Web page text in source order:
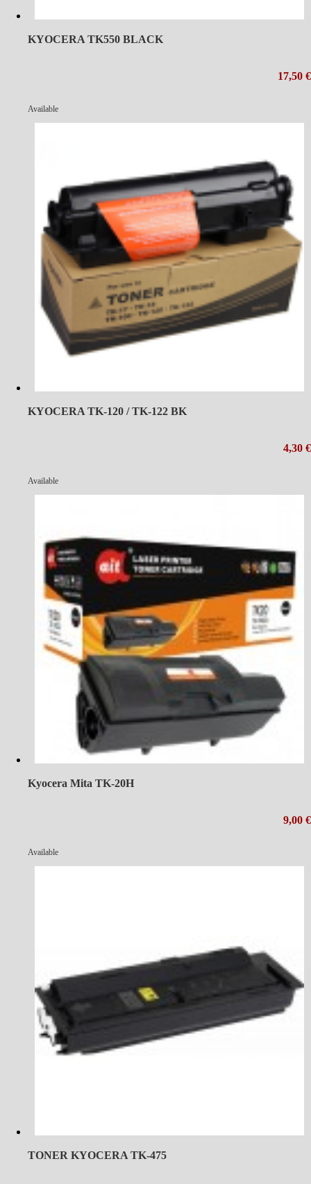
KYOCERA TK550 BLACK
17,50 €
Available
KYOCERA TK-120 / TK-122 BK
4,30 €
Available
Kyocera Mita TK-20H
9,00 €
Available
TONER KYOCERA TK-475